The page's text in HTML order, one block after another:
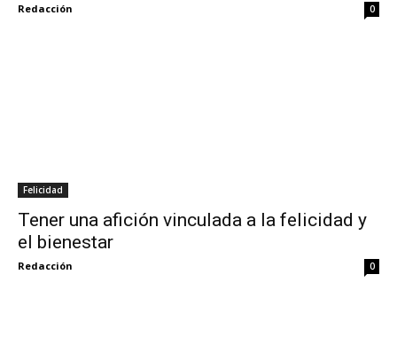
Redacción 0
Felicidad
Tener una afición vinculada a la felicidad y
el bienestar
Redacción 0